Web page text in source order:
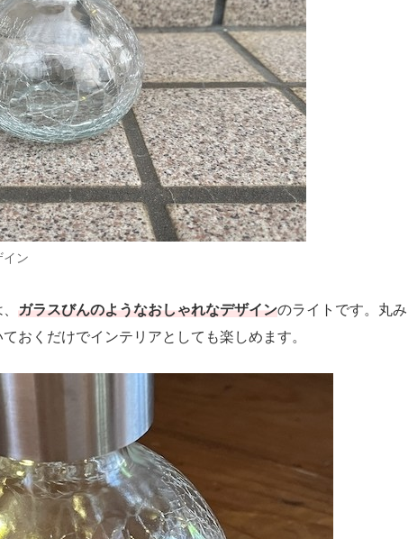
イン
ガラスびんのようなおしゃれなデザインのライトです。丸
おくだけでインテリアとしても楽しめます。